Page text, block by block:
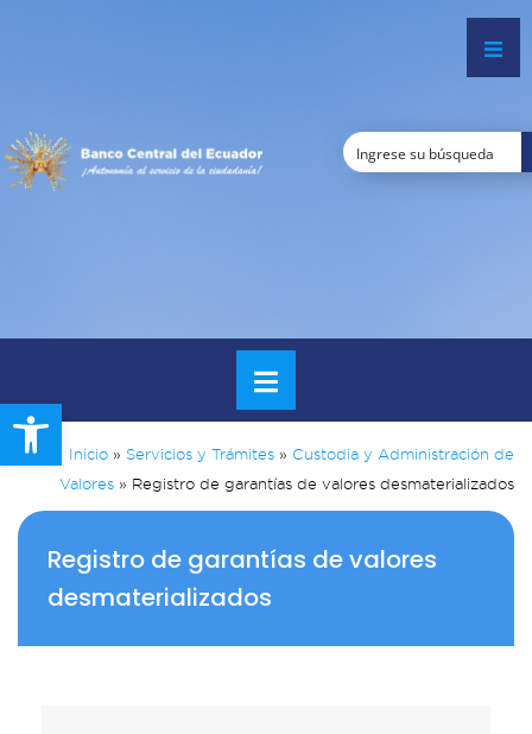
Open toolbar
Inicio » Servicios y Trámites » Custodia y Administración de
Valores » Registro de garantías de valores desmaterializados
Registro de garantías de valores
desmaterializados